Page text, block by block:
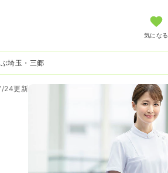
気になる
埼玉・三郷
24更新